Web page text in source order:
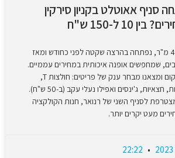
סניף אאוטלט בקניון סירקין
10 ל-150 ש"ח
החנות, בשטח של 420 מ"ר, נפתחה בהרצה שקטה לפני כחודש ומאז
שמחפשים אופנה איכותית במחירים עממיים.
ביקרנו לפני שבוע במקום ומצאנו מבחר ענק של פריטים: חולצות T,
חולצות ליציאה, שמלות, חצאיות, ג'ינסים ואפילו נעלי עקב (ב-50 ש"ח).
לסניף השני של רנואר, חנות הקולקציה
מעט יקרים יותר.